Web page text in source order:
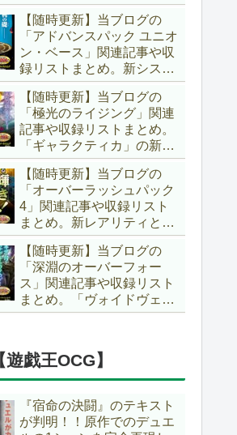
ンズ」は相手モンスターを
リリース！！また、新テー
マとして「救惺」、「ヘル
シィ」、「ゴエゴエ」も登
場です！！【遊戯王ラッシ
ュデュエル】
【随時更新】当ブログの
「アドバンスパック ユニオ
ン・ベース」関連記事や収
録リストまとめ。新システ
ム「ユニオンフュージョ
ン」の登場により、ようや
く原作さながらの「ＸＹ
Ｚ」が使用可能となりまし
た！！【遊戯王ラッシュデ
ュエル】
【随時更新】当ブログの
「極光のライジング」関連
記事や収録リストまとめ。
「ギャラクティカ」の新た
なフュージョンモンスター
やイラスト違い、「報道」
の強化に加え、幻竜族の新
テーマ「纏竜」も登場で
す！！【遊戯王ラッシュデ
ュエル】
【随時更新】当ブログの
「オーバーラッシュパック
4」関連記事や収録リスト
まとめ。新レアリティとし
てフルオーバーラッシュレ
ア仕様が初登場！！そし
て、OCGの大人気テーマ
「霊使い」も同時に実装さ
れています！！【遊戯王ラ
【随時更新】当ブログの
「深淵のオーバーフォー
ス」関連記事や収録リスト
まとめ。「ヴォイドヴェル
グ」や「夢中」、「ラ
「コスモス姫」などの人気
テーマ強化に加え、「冥
跡」もテーマ化です！！
【遊戯王ラッシュデュエ
ル】
戯王OCG】
『宿命の決闘』のテキスト
が判明！！原作でのデュエ